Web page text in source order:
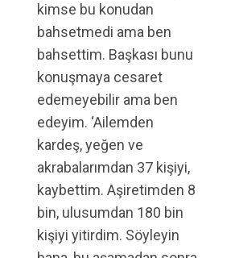
kimse bu konudan
bahsetmedi ama ben
bahsettim. Başkası bunu
konuşmaya cesaret
edemeyebilir ama ben
edeyim. ‘Ailemden
kardeş, yeğen ve
akrabalarımdan 37 kişiyi,
kaybettim. Aşiretimden 8
bin, ulusumdan 180 bin
kişiyi yitirdim. Söyleyin